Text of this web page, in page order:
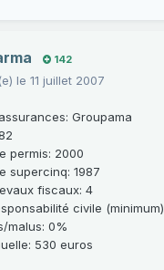
142
le 11 juillet 2007
: Groupama
permis: 2000
supercinq: 1987
fiscaux: 4
civile (minimum)
malus: 0%
: 530 euros